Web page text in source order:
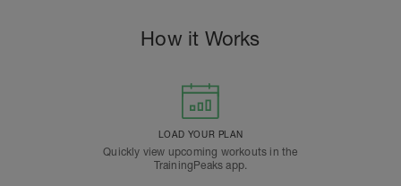
How it Works
LOAD YOUR PLAN
Quickly view upcoming workouts in the
TrainingPeaks app.